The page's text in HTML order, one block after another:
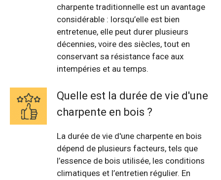
charpente traditionnelle est un avantage
considérable : lorsqu’elle est bien
entretenue, elle peut durer plusieurs
décennies, voire des siècles, tout en
conservant sa résistance face aux
intempéries et au temps.
Quelle est la durée de vie d'une
charpente en bois ?
La durée de vie d'une charpente en bois
dépend de plusieurs facteurs, tels que
l’essence de bois utilisée, les conditions
climatiques et l’entretien régulier. En